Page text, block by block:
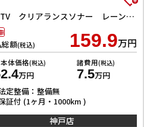
ETC 全周囲カメラ ナビ TV クリアランスソナー レーンアシスト 衝突被害軽減システム オートライト スマートキー アイドリングストップ 電動格納ミラー シートヒーター CVT ESC CD
総額(税込) 159.9万円
体価格(税込)
万円
諸費用(税込)
7.5万円
定整備：整備無
証付 (1ヶ月・1000km )
神戸店